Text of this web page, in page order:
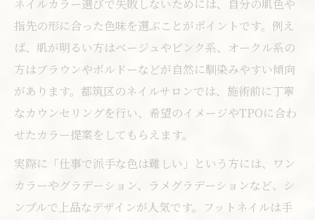
ネイルカラー選びで失敗しないためには、自分の肌色や
指先の形に合った色味を選ぶことがポイントです。例え
ば、肌が明るい方はベージュやピンク系、オークル系の
方はブラウンやボルドーなどが自然に馴染みやすい傾向
があります。都筑区のネイルサロンでは、施術前に丁寧
なカウンセリングを行い、希望のイメージやTPOに合わ
せたカラー提案をしてもらえます。
実際に「仕事で派手な色は難しい」という方には、ワン
カラーやグラデーション、ラメグラデーションなど、シ
ンプルで上品なデザインが人気です。フットネイルは手